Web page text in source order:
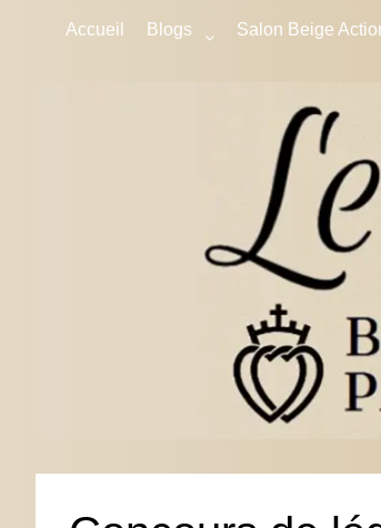
Accueil Blogs Salon Beige